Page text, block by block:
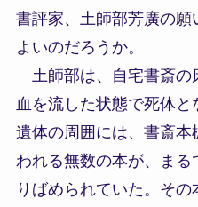
書評家、土師部芳廣の願
よいのだろうか。
土師部は、自宅書斎の
血を流した状態で死体
遺体の周囲には、書斎本
われる無数の本が、ま
りばめられていた。そ